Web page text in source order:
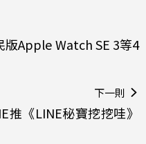
Apple Watch SE 3等4
下一則
推《LINE秘寶挖挖哇》